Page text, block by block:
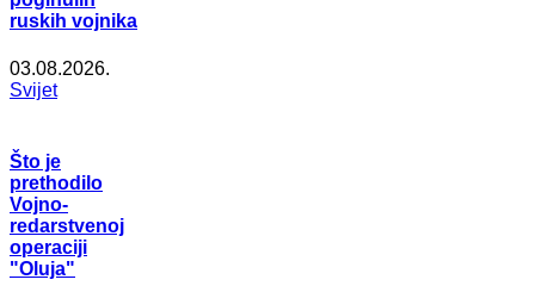
ruskih vojnika
03.08.2026.
Svijet
Što je
prethodilo
Vojno-
redarstvenoj
operaciji
"Oluja"